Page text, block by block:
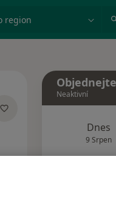
region
Neaktivní
Dnes
9 Srpen